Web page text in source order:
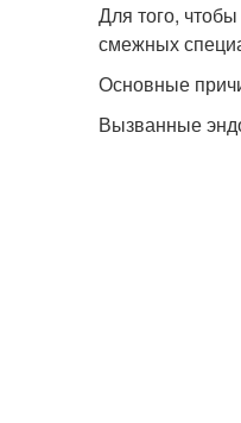
Для того,
смежных
Основные
Вызванные